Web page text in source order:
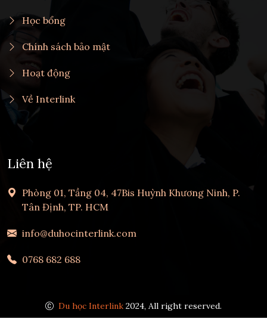
Học bổng
Chính sách bảo mật
Hoạt động
Về Interlink
Liên hệ
Phòng 01, Tầng 04, 47Bis Huỳnh Khương Ninh, P.
Tân Định, TP. HCM
info@duhocinterlink.com
0768 682 688
Du học Interlink 2024, All right reserved.